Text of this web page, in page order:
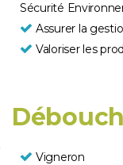
Sécurité
Assurer la
Valoriser les
Vigneron